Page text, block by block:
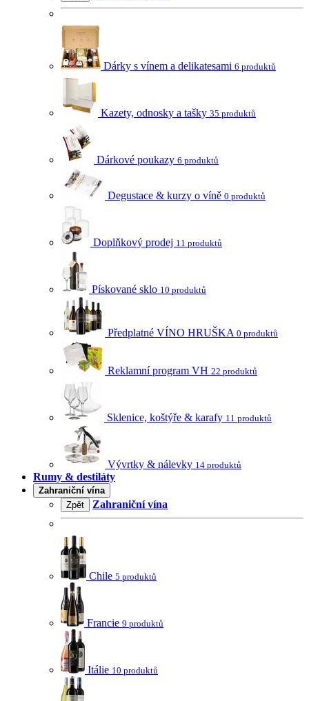
Dárky s vínem a delikatesami 6 produktů
Kazety, odnosky a tašky 35 produktů
Dárkové poukazy 6 produktů
Degustace & kurzy o víně 0 produktů
Doplňkový prodej 11 produktů
Pískované sklo 10 produktů
Předplatné VÍNO HRUŠKA 0 produktů
Reklamní program VH 22 produktů
Sklenice, koštýře & karafy 11 produktů
Vývrtky & nálevky 14 produktů
Rumy & destiláty
Zahraniční vína
Zpět
Zahraniční vína
Chile 5 produktů
Francie 9 produktů
Itálie 10 produktů